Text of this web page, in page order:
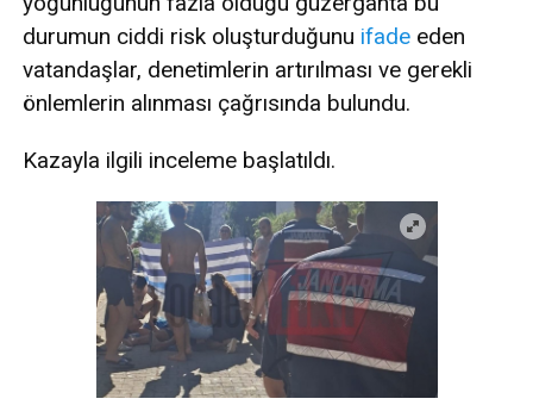
durumun ciddi risk oluşturduğunu ifade eden
vatandaşlar, denetimlerin artırılması ve gerekli
önlemlerin alınması çağrısında bulundu.
Kazayla ilgili inceleme başlatıldı.